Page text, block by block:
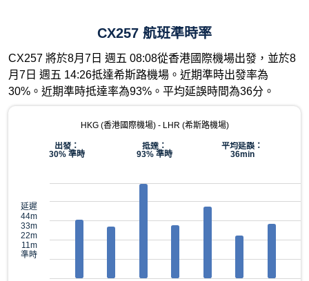
CX257 航班準時率
CX257 將於8月7日 週五 08:08從香港國際機場出發，並於8
月7日 週五 14:26抵達希斯路機場。近期準時出發率為
30%。近期準時抵達率為93%。平均延誤時間為36分。
HKG (香港國際機場) - LHR (希斯路機場)
出發：
30% 準時
抵達：
93% 準時
平均延誤：
36min
延遲
44m
33m
22m
11m
準時